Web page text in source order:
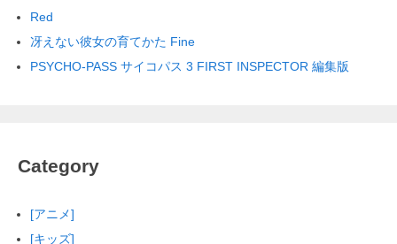
Red
冴えない彼女の育てかた Fine
PSYCHO-PASS サイコパス 3 FIRST INSPECTOR 編集版
Category
[アニメ]
[キッズ]